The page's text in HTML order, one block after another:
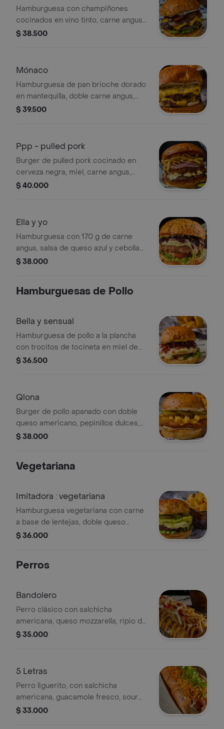
Hamburguesa con champiñones
cocinados en vino tinto, carne angus
de 170 gr, doble queso americano,
$ 38.500
Mónaco
Hamburguesa de pan brioche dorado
en mantequilla, doble carne angus,
triple queso americano,mayonesa de
$ 39.500
Ppp - pulled pork
Burger de pulled pork cocinado en
cerveza negra, miel, carne angus,
crema de quesos, cebollita morada,
$ 40.000
Ella y yo
Hamburguesa con 170 g de carne
angus, salsa de queso azul y cebolla
caramelizada en vino tinto, la
$ 38.000
Hamburguesas de Pollo
Bella y sensual
Hamburguesa de pollo a la plancha
con trocitos de tocineta en miel de
maple, doble queso mozzarella,
$ 36.500
Qlona
Burger de pollo apanado con doble
queso americano, pepinillos dulces,
papas a la francesa, queso crema,
$ 38.000
Vegetariana
Imitadora : vegetariana
Hamburguesa vegetariana con carne
a base de lentejas, doble queso
mozzarella, guacamole, pepinillos
$ 36.000
Perros
Bandolero
Perro clásico con salchicha
americana, queso mozzarella, ripio de
papa artesanal, trocitos de tocineta,
$ 35.000
5 Letras
Perro liguerito, con salchicha
americana, guacamole fresco, sour
cream, y doritos en ripio.
$ 33.000